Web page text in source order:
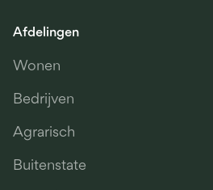
Afdelingen
Wonen
Bedrijven
Agrarisch
Buitenstate